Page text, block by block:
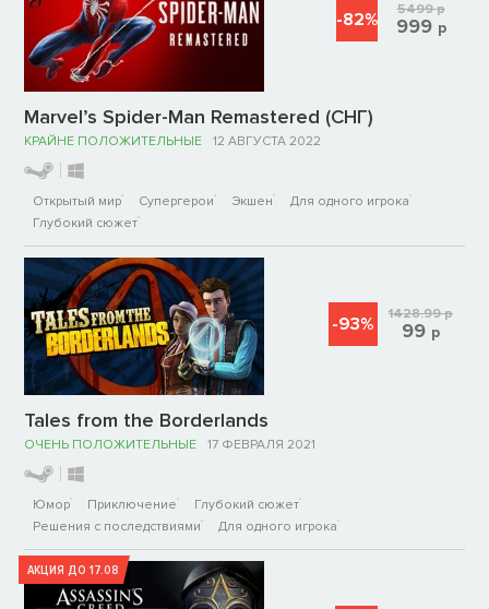
Marvel’s Spider-Man Remastered (СНГ)
КРАЙНЕ ПОЛОЖИТЕЛЬНЫЕ 12 АВГУСТА 2022
Открытый мир Супергерои Экшен
Для одного игрока
Глубокий сюжет
-82% 5499р
999 р
Tales from the Borderlands
ОЧЕНЬ ПОЛОЖИТЕЛЬНЫЕ 17 ФЕВРАЛЯ 2021
Юмор Приключение
Глубокий сюжет
Решения с последствиями
Для одного игрока
-93% 1428.99р
99 р
АКЦИЯ ДО 17.08